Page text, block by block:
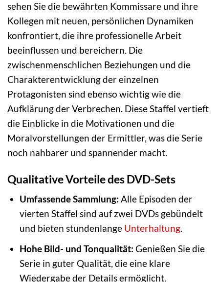
sehen Sie die bewährten Kommissare und ihre
Kollegen mit neuen, persönlichen Dynamiken
konfrontiert, die ihre professionelle Arbeit
beeinflussen und bereichern. Die
zwischenmenschlichen Beziehungen und die
Charakterentwicklung der einzelnen
Protagonisten sind ebenso wichtig wie die
Aufklärung der Verbrechen. Diese Staffel vertieft
die Einblicke in die Motivationen und die
Moralvorstellungen der Ermittler, was die Serie
noch nahbarer und spannender macht.
Qualitative Vorteile des DVD-Sets
Umfassende Sammlung: Alle Episoden der
vierten Staffel sind auf zwei DVDs gebündelt
und bieten stundenlange Unterhaltung.
Hohe Bild- und Tonqualität: Genießen Sie die
Serie in guter Qualität, die eine klare
Wiedergabe der Details ermöglicht.